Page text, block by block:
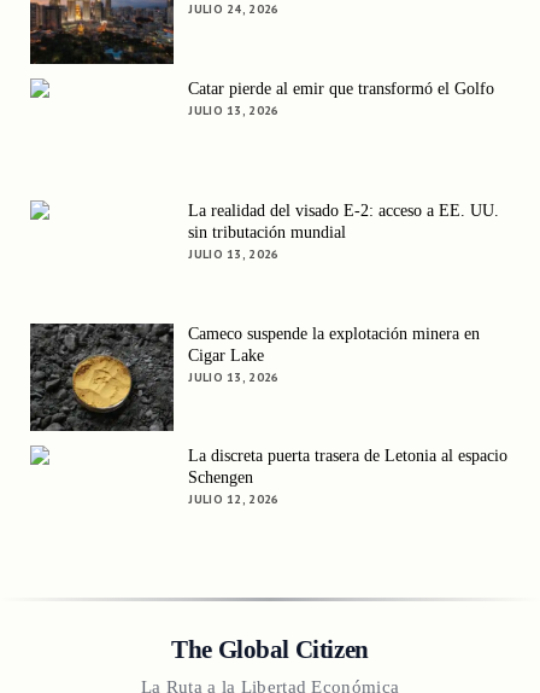
JULIO 24, 2026
Catar pierde al emir que transformó el Golfo
JULIO 13, 2026
La realidad del visado E-2: acceso a EE. UU.
sin tributación mundial
JULIO 13, 2026
Cameco suspende la explotación minera en
Cigar Lake
JULIO 13, 2026
La discreta puerta trasera de Letonia al espacio
Schengen
JULIO 12, 2026
The Global Citizen
La Ruta a la Libertad Económica